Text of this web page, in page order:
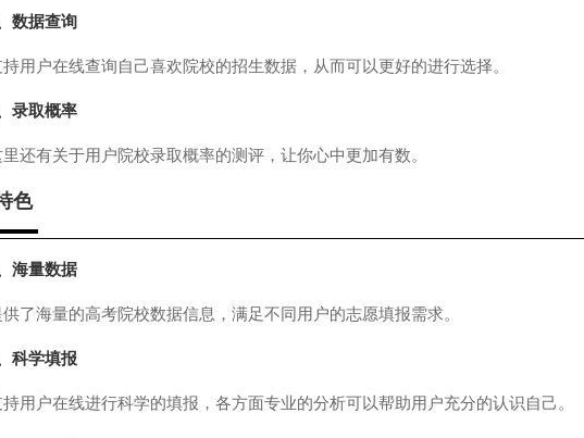
据查询
户在线查询自己喜欢院校的招生数据，从而可以更好的进行选择。
取概率
有关于用户院校录取概率的测评，让你心中更加有数。
色
海量数据
海量的高考院校数据信息，满足不同用户的志愿填报需求。
学填报
户在线进行科学的填报，各方面专业的分析可以帮助用户充分的认识自己。